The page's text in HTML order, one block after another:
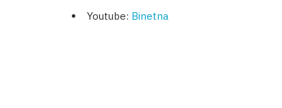
Youtube: Binetna